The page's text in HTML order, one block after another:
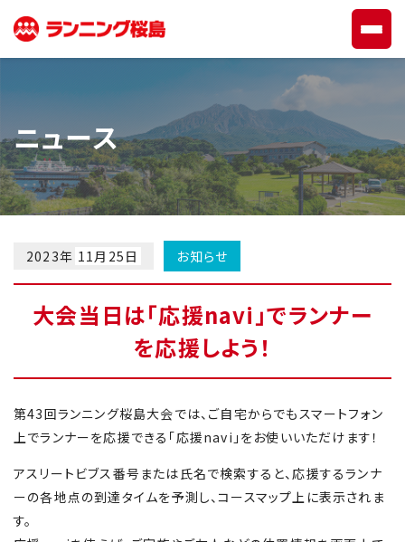
ニュース
2023年 11月25日 お知らせ
大会当日は「応援navi」でランナー
を応援しよう！
第43回ランニング桜島大会では、ご自宅からでもスマートフォン
上でランナーを応援できる「応援navi」をお使いいただけます！
アスリートビブス番号または氏名で検索すると、応援するランナ
ーの各地点の到達タイムを予測し、コースマップ上に表示されま
す。